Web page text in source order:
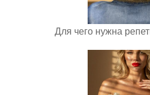
Для чего нужна